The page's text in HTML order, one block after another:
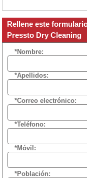
Rellene este
Pressto Dry Cleaning
*Nombre:
*Apellidos:
*Correo electrónico:
*Teléfono:
*Móvil:
*Población: